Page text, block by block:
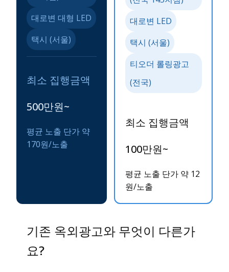
대로변 대형 LED
택시 (서울)
최소 집행금액
500만원~
평균 노출 단가 약
170원/노출
대로변 LED
택시 (서울)
티오더 롤링광고
(전국)
최소 집행금액
100만원~
평균 노출 단가 약 12
원/노출
기존 옥외광고와 무엇이 다른가
요?